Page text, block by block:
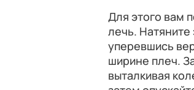
Для этого вам
лечь. Натяните
уперевшись
ширине плеч.
выталкивая